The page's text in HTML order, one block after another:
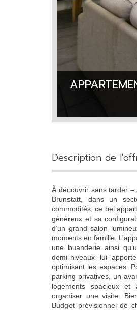
description de
À découvrir sans tarder –
Brunstatt, dans un
commodités, ce bel
généreux et sa
d’un grand salon
moments en famille.
une buanderie ainsi
demi-niveaux lui
optimisant les espaces.
parking privatives, un
logements spacieux et
organiser une visite.
Budget prévisionnel de